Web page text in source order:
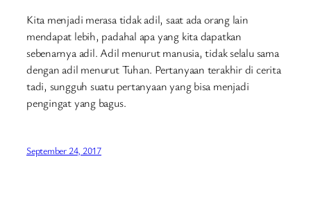
Kita menjadi merasa tidak adil, saat ada orang lain
mendapat lebih, padahal apa yang kita dapatkan
sebenarnya adil. Adil menurut manusia, tidak selalu sama
dengan adil menurut Tuhan. Pertanyaan terakhir di cerita
tadi, sungguh suatu pertanyaan yang bisa menjadi
pengingat yang bagus.
September 24, 2017